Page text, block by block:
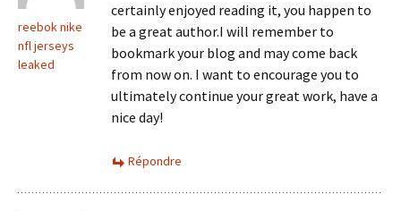
reebok nike
nfl jerseys
leaked
certainly enjoyed reading it, you happen to
be a great author.I will remember to
bookmark your blog and may come back
from now on. I want to encourage you to
ultimately continue your great work, have a
nice day!
Répondre